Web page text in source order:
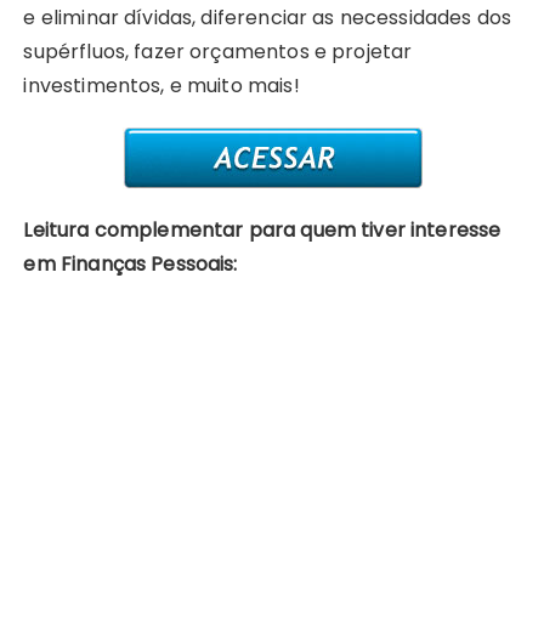
e eliminar dívidas, diferenciar as necessidades dos
supérfluos, fazer orçamentos e projetar
investimentos, e muito mais!
Leitura complementar para quem tiver interesse
em Finanças Pessoais: